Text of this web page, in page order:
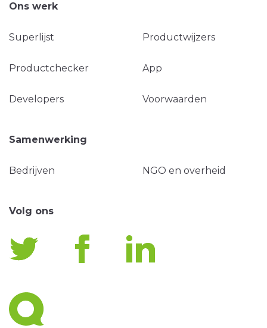
Ons werk
Superlijst Productwijzers
Productchecker App
Developers Voorwaarden
Samenwerking
Bedrijven NGO en overheid
Volg ons